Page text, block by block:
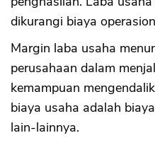
dikurangi biaya
Margin laba usaha
perusahaan dalam
kemampuan
biaya usaha adalah
lain-lainnya.